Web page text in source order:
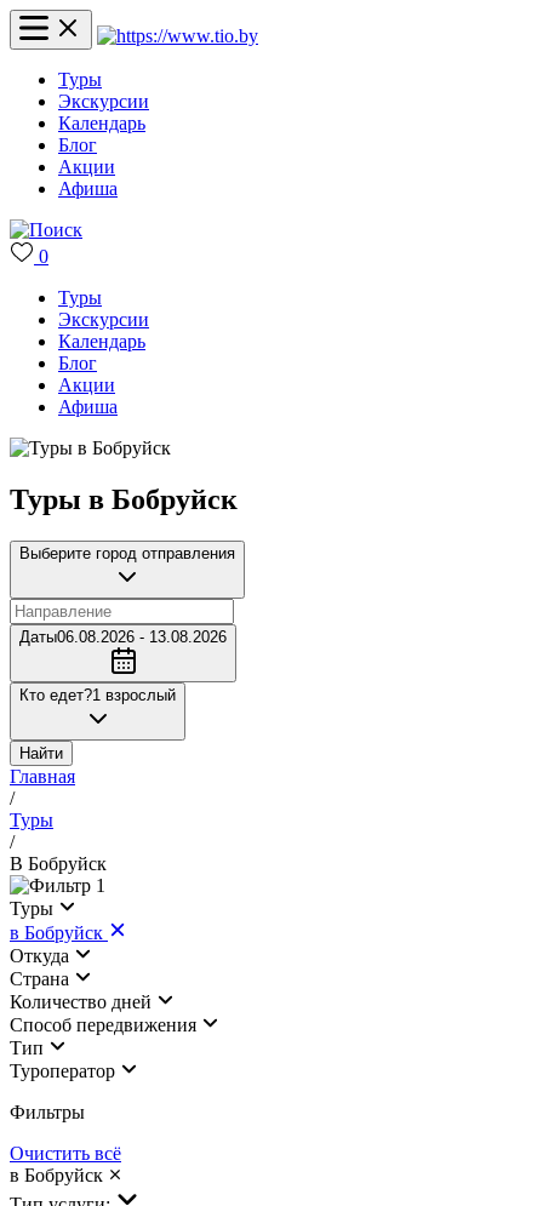
Туры
Экскурсии
Календарь
Блог
Акции
Афиша
0
Туры
Экскурсии
Календарь
Блог
Акции
Афиша
Туры в Бобруйск
Выберите город отправления
Даты06.08.2026 - 13.08.2026
Кто едет?1 взрослый
Найти
Главная
/
Туры
/
В Бобруйск
1
Туры
в Бобруйск
Откуда
Страна
Количество дней
Cпособ передвижения
Тип
Туроператор
Фильтры
Очистить всё
в Бобруйск